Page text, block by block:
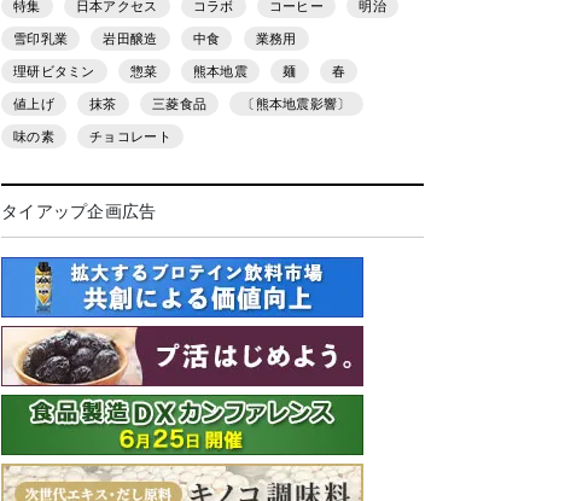
特集 日本アクセス コラボ コーヒー 明治
雪印乳業 岩田醸造 中食 業務用
理研ビタミン 惣菜 熊本地震 麺 春
値上げ 抹茶 三菱食品 〔熊本地震影響〕
味の素 チョコレート
タイアップ企画広告